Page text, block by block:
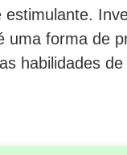
uma forma de
habilidades